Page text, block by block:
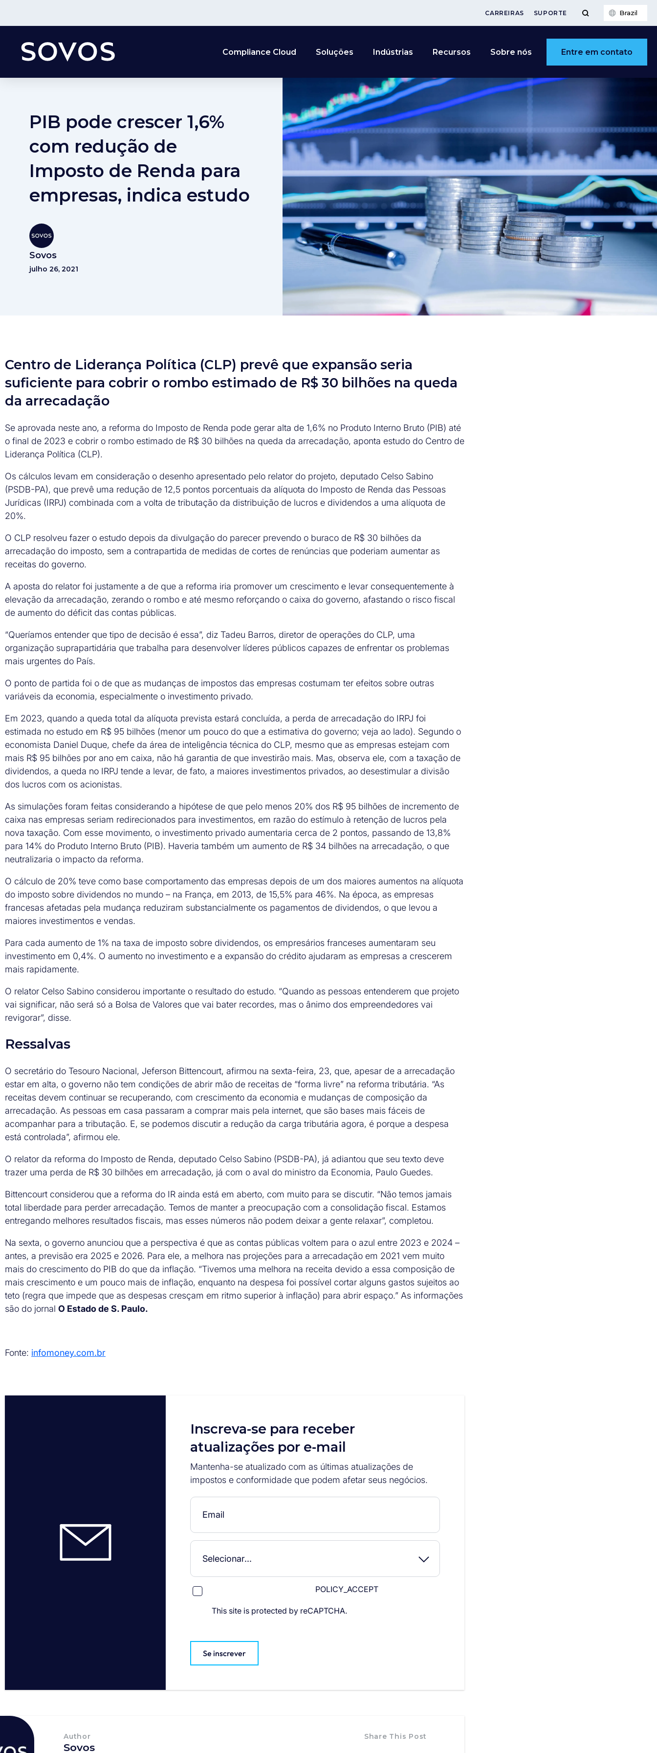
CARREIRAS SUPORTE Brazil
Compliance Cloud Soluções Indústrias Recursos Sobre nós Entre em contato
PIB pode crescer 1,6%
com redução de
Imposto de Renda para
empresas, indica estudo
Sovos
julho 26, 2021
Centro de Liderança Política (CLP) prevê que expansão seria
suficiente para cobrir o rombo estimado de R$ 30 bilhões na queda
da arrecadação
Se aprovada neste ano, a reforma do Imposto de Renda pode gerar alta de 1,6% no Produto Interno Bruto (PIB) até
o final de 2023 e cobrir o rombo estimado de R$ 30 bilhões na queda da arrecadação, aponta estudo do Centro de
Liderança Política (CLP).
Os cálculos levam em consideração o desenho apresentado pelo relator do projeto, deputado Celso Sabino
(PSDB-PA), que prevê uma redução de 12,5 pontos porcentuais da alíquota do Imposto de Renda das Pessoas
Jurídicas (IRPJ) combinada com a volta de tributação da distribuição de lucros e dividendos a uma alíquota de
20%.
O CLP resolveu fazer o estudo depois da divulgação do parecer prevendo o buraco de R$ 30 bilhões da
arrecadação do imposto, sem a contrapartida de medidas de cortes de renúncias que poderiam aumentar as
receitas do governo.
A aposta do relator foi justamente a de que a reforma iria promover um crescimento e levar consequentemente à
elevação da arrecadação, zerando o rombo e até mesmo reforçando o caixa do governo, afastando o risco fiscal
de aumento do déficit das contas públicas.
“Queríamos entender que tipo de decisão é essa”, diz Tadeu Barros, diretor de operações do CLP, uma
organização suprapartidária que trabalha para desenvolver líderes públicos capazes de enfrentar os problemas
mais urgentes do País.
O ponto de partida foi o de que as mudanças de impostos das empresas costumam ter efeitos sobre outras
variáveis da economia, especialmente o investimento privado.
Em 2023, quando a queda total da alíquota prevista estará concluída, a perda de arrecadação do IRPJ foi
estimada no estudo em R$ 95 bilhões (menor um pouco do que a estimativa do governo; veja ao lado). Segundo o
economista Daniel Duque, chefe da área de inteligência técnica do CLP, mesmo que as empresas estejam com
mais R$ 95 bilhões por ano em caixa, não há garantia de que investirão mais. Mas, observa ele, com a taxação de
dividendos, a queda no IRPJ tende a levar, de fato, a maiores investimentos privados, ao desestimular a divisão
dos lucros com os acionistas.
As simulações foram feitas considerando a hipótese de que pelo menos 20% dos R$ 95 bilhões de incremento de
caixa nas empresas seriam redirecionados para investimentos, em razão do estímulo à retenção de lucros pela
nova taxação. Com esse movimento, o investimento privado aumentaria cerca de 2 pontos, passando de 13,8%
para 14% do Produto Interno Bruto (PIB). Haveria também um aumento de R$ 34 bilhões na arrecadação, o que
neutralizaria o impacto da reforma.
O cálculo de 20% teve como base comportamento das empresas depois de um dos maiores aumentos na alíquota
do imposto sobre dividendos no mundo – na França, em 2013, de 15,5% para 46%. Na época, as empresas
francesas afetadas pela mudança reduziram substancialmente os pagamentos de dividendos, o que levou a
maiores investimentos e vendas.
Para cada aumento de 1% na taxa de imposto sobre dividendos, os empresários franceses aumentaram seu
investimento em 0,4%. O aumento no investimento e a expansão do crédito ajudaram as empresas a crescerem
mais rapidamente.
O relator Celso Sabino considerou importante o resultado do estudo. “Quando as pessoas entenderem que projeto
vai significar, não será só a Bolsa de Valores que vai bater recordes, mas o ânimo dos empreendedores vai
revigorar”, disse.
Ressalvas
O secretário do Tesouro Nacional, Jeferson Bittencourt, afirmou na sexta-feira, 23, que, apesar de a arrecadação
estar em alta, o governo não tem condições de abrir mão de receitas de “forma livre” na reforma tributária. “As
receitas devem continuar se recuperando, com crescimento da economia e mudanças de composição da
arrecadação. As pessoas em casa passaram a comprar mais pela internet, que são bases mais fáceis de
acompanhar para a tributação. E, se podemos discutir a redução da carga tributária agora, é porque a despesa
está controlada”, afirmou ele.
O relator da reforma do Imposto de Renda, deputado Celso Sabino (PSDB-PA), já adiantou que seu texto deve
trazer uma perda de R$ 30 bilhões em arrecadação, já com o aval do ministro da Economia, Paulo Guedes.
Bittencourt considerou que a reforma do IR ainda está em aberto, com muito para se discutir. “Não temos jamais
total liberdade para perder arrecadação. Temos de manter a preocupação com a consolidação fiscal. Estamos
entregando melhores resultados fiscais, mas esses números não podem deixar a gente relaxar”, completou.
Na sexta, o governo anunciou que a perspectiva é que as contas públicas voltem para o azul entre 2023 e 2024 –
antes, a previsão era 2025 e 2026. Para ele, a melhora nas projeções para a arrecadação em 2021 vem muito
mais do crescimento do PIB do que da inflação. “Tivemos uma melhora na receita devido a essa composição de
mais crescimento e um pouco mais de inflação, enquanto na despesa foi possível cortar alguns gastos sujeitos ao
teto (regra que impede que as despesas cresçam em ritmo superior à inflação) para abrir espaço.” As informações
são do jornal O Estado de S. Paulo.
Fonte: infomoney.com.br
Inscreva-se para receber
atualizações por e-mail
Mantenha-se atualizado com as últimas atualizações de
impostos e conformidade que podem afetar seus negócios.
POLICY_ACCEPT
This site is protected by reCAPTCHA.
Se inscrever
Author
Sovos
Share This Post